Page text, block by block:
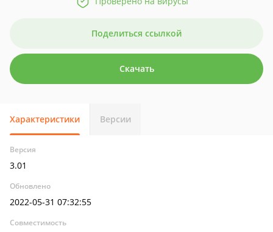
Поделиться ссылкой
Скачать
Характеристики Версии
Версия
3.01
Обновлено
2022-05-31 07:32:55
Совместимость